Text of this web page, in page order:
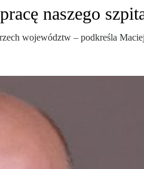
naszego
województw – podkreśla